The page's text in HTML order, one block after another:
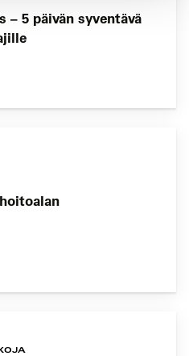
– 5 päivän syventävä